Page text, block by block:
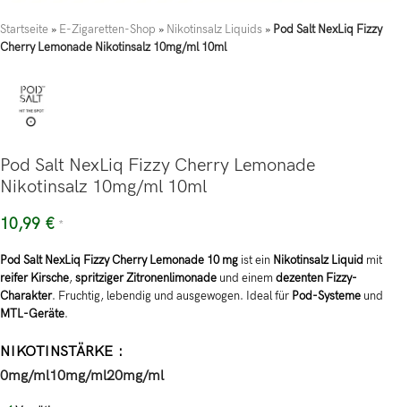
Startseite » E-Zigaretten-Shop » Nikotinsalz Liquids » Pod Salt NexLiq Fizzy
Cherry Lemonade Nikotinsalz 10mg/ml 10ml
Pod Salt NexLiq Fizzy Cherry Lemonade
Nikotinsalz 10mg/ml 10ml
10,99 € *
Pod Salt NexLiq Fizzy Cherry Lemonade 10 mg ist ein Nikotinsalz Liquid mit
reifer Kirsche,spritziger Zitronenlimonade und einemdezenten Fizzy-
Charakter. Fruchtig, lebendig und ausgewogen. Ideal für Pod-Systeme und
MTL-Geräte.
NIKOTINSTÄRKE
0mg/ml10mg/ml20mg/ml